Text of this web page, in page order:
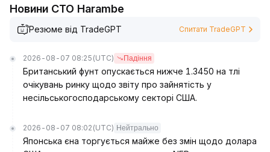
ґрунтуватися на аналізі фундаментальних
показників, раціонально контролювати розмір
прибутковості від емоційного відновлення і
структурного зростання об'ємів.
Новини CTO Harambe
Резюме від TradeGPT Спитати TradeGPT
2026-08-07 08:25 (UTC) Падіння
Британський фунт опускається нижче 1.3450 на тлі
очікувань ринку щодо звіту про зайнятість у
несільськогосподарському секторі США.
2026-08-07 08:02 (UTC) Нейтрально
Японська єна торгується майже без змін щодо долара